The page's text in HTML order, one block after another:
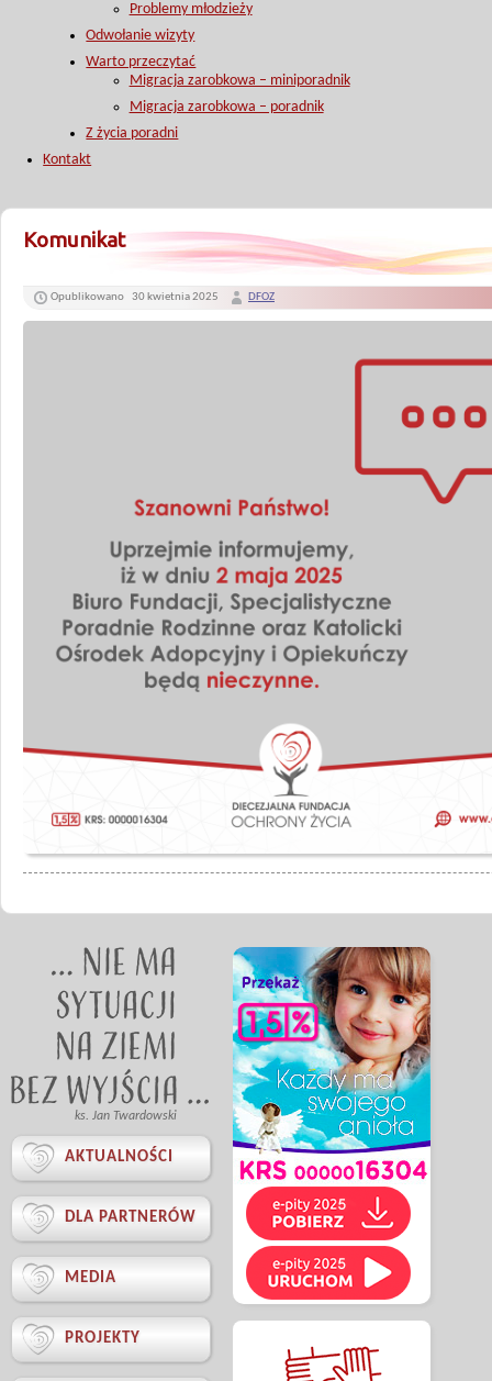
Problemy młodzieży
Odwołanie wizyty
Warto przeczytać
Migracja zarobkowa – miniporadnik
Migracja zarobkowa – poradnik
Z życia poradni
Kontakt
Komunikat
Opublikowano 30 kwietnia 2025 DFOZ
ks. Jan Twardowski
 AKTUALNOŚCI
 DLA PARTNERÓW
 MEDIA
 PROJEKTY